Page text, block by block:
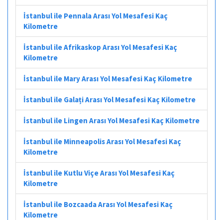
İstanbul ile Pennala Arası Yol Mesafesi Kaç
Kilometre
İstanbul ile Afrikaskop Arası Yol Mesafesi Kaç
Kilometre
İstanbul ile Mary Arası Yol Mesafesi Kaç Kilometre
İstanbul ile Galați Arası Yol Mesafesi Kaç Kilometre
İstanbul ile Lingen Arası Yol Mesafesi Kaç Kilometre
İstanbul ile Minneapolis Arası Yol Mesafesi Kaç
Kilometre
İstanbul ile Kutlu Viçe Arası Yol Mesafesi Kaç
Kilometre
İstanbul ile Bozcaada Arası Yol Mesafesi Kaç
Kilometre